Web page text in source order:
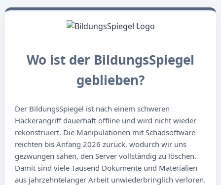
Wo ist der BildungsSpiegel
geblieben?
Der BildungsSpiegel ist nach einem schweren
Hackerangriff dauerhaft offline und wird nicht wieder
rekonstruiert. Die Manipulationen mit Schadsoftware
reichten bis Anfang 2026 zurück, wodurch wir uns
gezwungen sahen, den Server vollständig zu löschen.
Damit sind viele Tausend Dokumente und Materialien
aus jahrzehntelanger Arbeit unwiederbringlich verloren.